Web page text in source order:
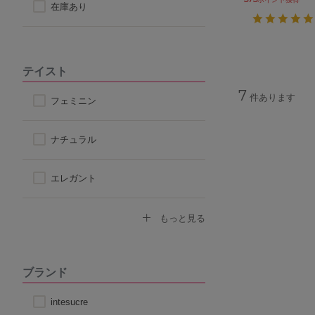
在庫あり
テイスト
フェミニン
ナチュラル
エレガント
もっと見る
ブランド
intesucre
7 件あります